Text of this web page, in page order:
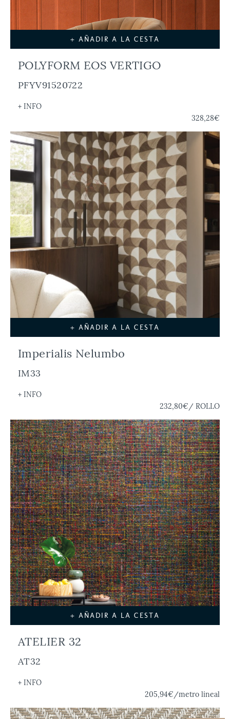
+ AÑADIR A LA CESTA
POLYFORM EOS VERTIGO
PFYV91520722
+ INFO
328,28€
+ AÑADIR A LA CESTA
Imperialis Nelumbo
IM33
+ INFO
232,80€/ ROLLO
+ AÑADIR A LA CESTA
ATELIER 32
AT32
+ INFO
205,94€/metro lineal